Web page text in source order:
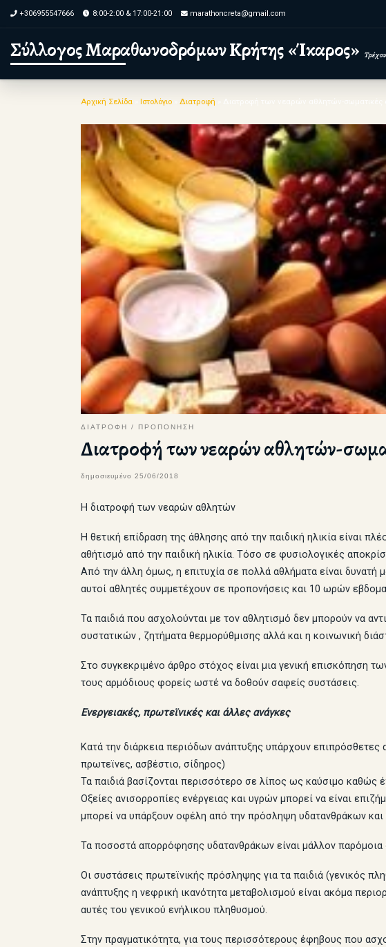
Skip to content
+306955547666 8:00-2:00 & 17:00-21:00 marathoncreta@gmail.com
Σύλλογος Μαραθωνοδρόμων Κρήτης «Ίκαρος»
Αρχική Σελίδα Ιστολόγιο Διατροφή
ΔΙΑΤΡΟΦΗ ΠΡΟΠΟΝΗΣΗ
Διατροφή των νεαρών αθλητών-
δημοσιευμένο 25/06/2018
Η διατροφή των νεαρών αθλητών
Η θετική επίδραση της άθλησης από την παιδική ηλικία είναι
αθήτισμό από την παιδική ηλικία. Τόσο σε φυσιολογικές
Από την άλλη όμως, η επιτυχία σε πολλά αθλήματα είναι δυνατή
αυτοί αθλητές συμμετέχουν σε προπονήσεις και 10 ωρών
Τα παιδιά που ασχολούνται με τον αθλητισμό δεν μπορούν να
συστατικών , ζητήματα θερμορύθμισης αλλά και η κοινωνική
Στο συγκεκριμένο άρθρο στόχος είναι μια γενική επισκόπηση
τους αρμόδιους φορείς ωστέ να δοθούν σαφείς συστάσεις.
Ενεργειακές, πρωτεϊνικές και άλλες ανάγκες
Κατά την διάρκεια περιόδων ανάπτυξης υπάρχουν επιπρόσθετες
πρωτεϊνες, ασβέστιο, σίδηρος)
Τα παιδιά βασίζονται περισσότερο σε λίπος ως καύσιμο καθώς
Οξείες ανισορροπίες ενέργειας και υγρών μπορεί να είναι
μπορεί να υπάρξουν οφέλη από την πρόσληψη υδατανθράκων και
Τα ποσοστά απορρόφησης υδατανθράκων είναι μάλλον παρόμοια
Οι συστάσεις πρωτεϊνικής πρόσληψης για τα παιδιά (γενικός
ανάπτυξης η νεφρική ικανότητα μεταβολισμού είναι ακόμα
αυτές του γενικού ενήλικου πληθυσμού.
Στην πραγματικότητα, για τους περισσότερους έφηβους που